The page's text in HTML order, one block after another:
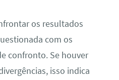
os resultados
com os
confronto. Se houver
isso indica